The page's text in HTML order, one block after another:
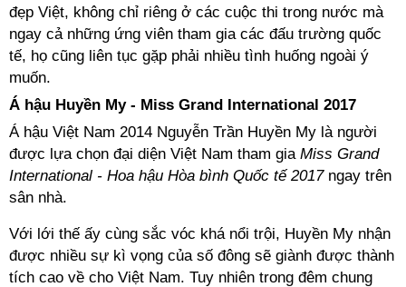
đẹp Việt, không chỉ riêng ở các cuộc thi trong nước mà
ngay cả những ứng viên tham gia các đấu trường quốc
tế, họ cũng liên tục gặp phải nhiều tình huống ngoài ý
muốn.
Á hậu Huyền My - Miss Grand International 2017
Á hậu Việt Nam 2014 Nguyễn Trần Huyền My là người
được lựa chọn đại diện Việt Nam tham giaMiss Grand
International - Hoa hậu Hòa bình Quốc tế 2017ngay trên
sân nhà.
Với lới thế ấy cùng sắc vóc khá nổi trội, Huyền My nhận
được nhiều sự kì vọng của số đông sẽ giành được thành
tích cao về cho Việt Nam. Tuy nhiên trong đêm chung